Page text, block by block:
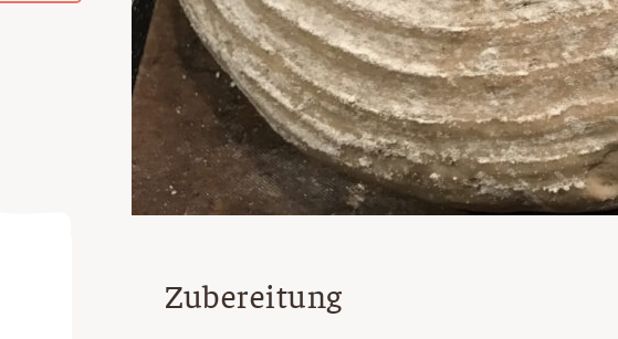
Zubereitung